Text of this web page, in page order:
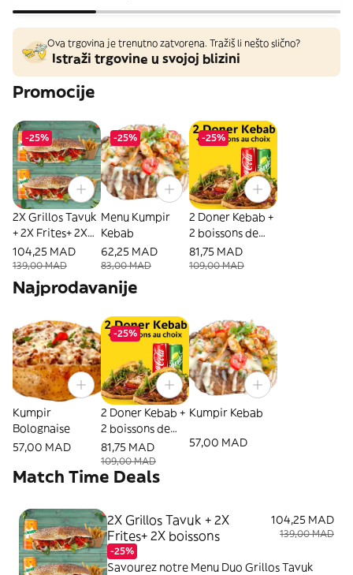
Ova trgovina je trenutno zatvorena. Tražiš li nešto slično?
Istraži trgovine u svojoj blizini
Promocije
-25%
2X Grillos Tavuk
+ 2X Frites+ 2X
boissons
104,25 MAD
139,00 MAD
-25%
Menu Kumpir
Kebab
62,25 MAD
83,00 MAD
-25%
2 Doner Kebab +
2 boissons de
ton choix
81,75 MAD
109,00 MAD
Najprodavanije
Kumpir
Bolognaise
57,00 MAD
-25%
2 Doner Kebab +
2 boissons de
ton choix
81,75 MAD
109,00 MAD
Kumpir Kebab
57,00 MAD
Match Time Deals
2X Grillos Tavuk + 2X
Frites+ 2X boissons
-25%
104,25 MAD
139,00 MAD
Savourez notre Menu Duo Grillos Tavuk